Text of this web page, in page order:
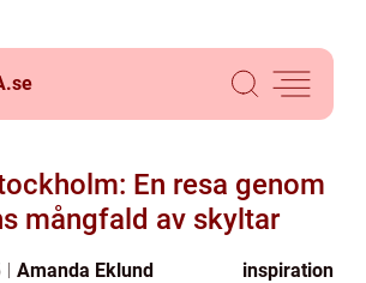
se
En resa genom
mångfald av skyltar
Amanda Eklund inspiration